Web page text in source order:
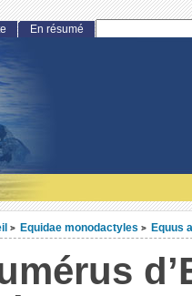
> Equidae monodactyles > Equus
En résumé